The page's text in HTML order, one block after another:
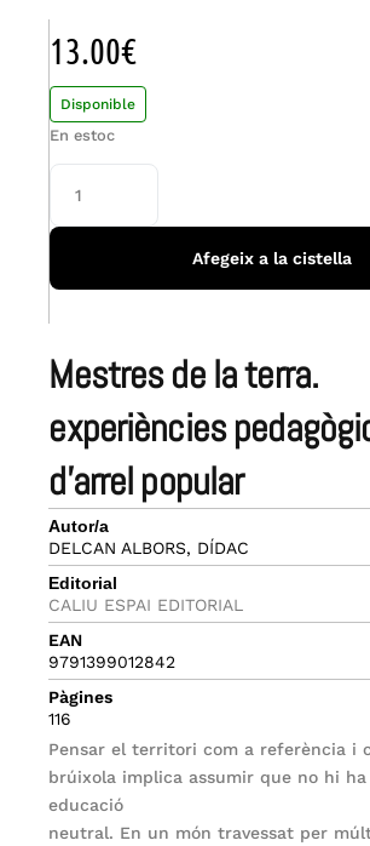
mestres de la terra.
experiències
d’arrel popular
Autor/a
DELCAN ALBORS, DÍDAC
Editorial
CALIU ESPAI EDITORIAL
EAN
9791399012842
Pàgines
116
Pensar el territori com a referència i
brúixola implica assumir que no hi ha
educació
neutral. En un món travessat per
13.00€
Disponible
En estoc
Afegeix a la cistella